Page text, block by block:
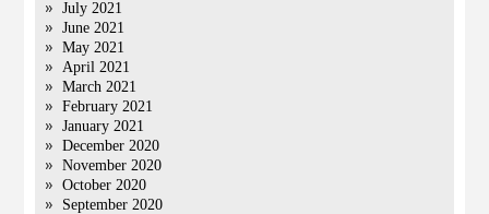
July 2021
June 2021
May 2021
April 2021
March 2021
February 2021
January 2021
December 2020
November 2020
October 2020
September 2020